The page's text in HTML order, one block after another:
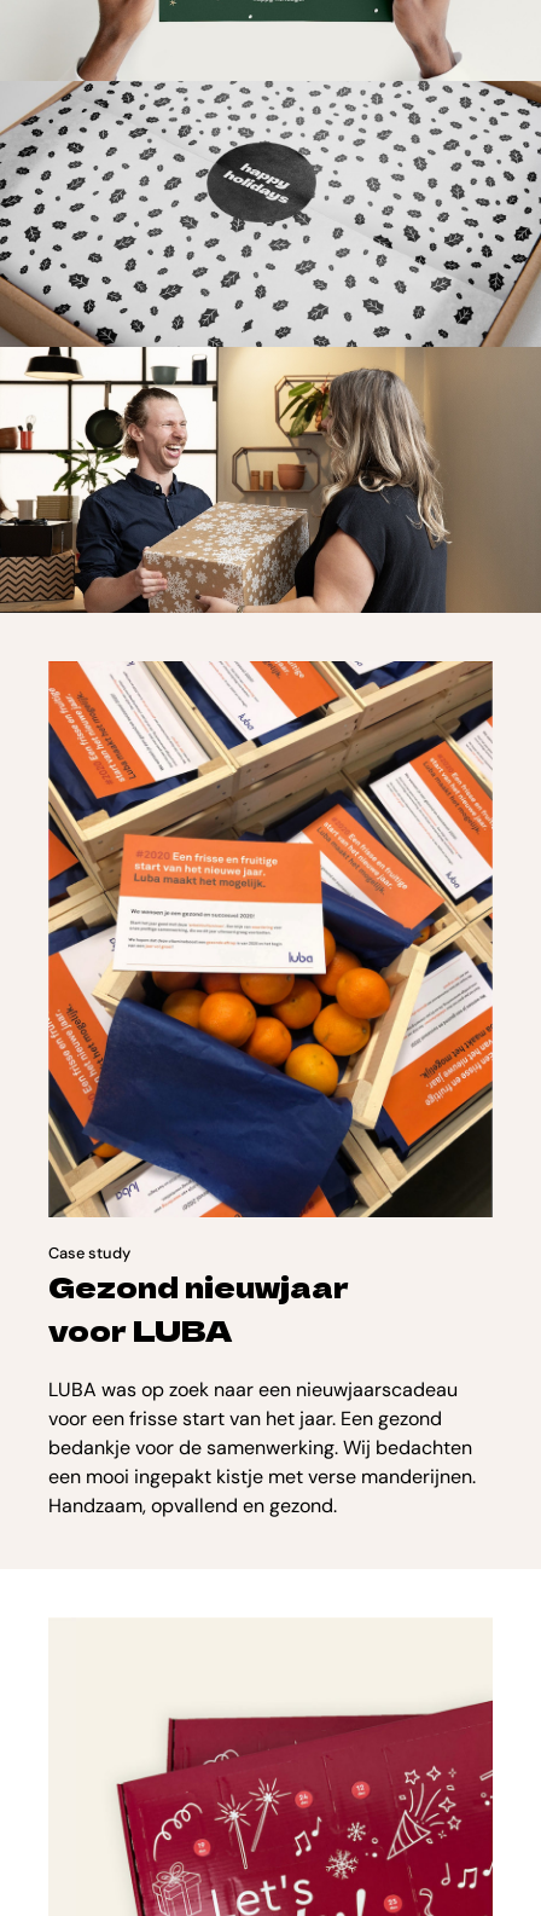
Case study
Gezond nieuwjaar
voor LUBA
LUBA was op zoek naar een nieuwjaarscadeau
voor een frisse start van het jaar. Een gezond
bedankje voor de samenwerking. Wij bedachten
een mooi ingepakt kistje met verse manderijnen.
Handzaam, opvallend en gezond.